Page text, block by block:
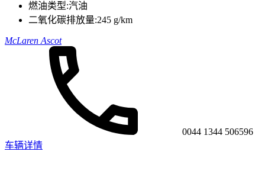
燃油类型:汽油
二氧化碳排放量:245 g/km
McLaren Ascot
0044 1344 506596
车辆详情